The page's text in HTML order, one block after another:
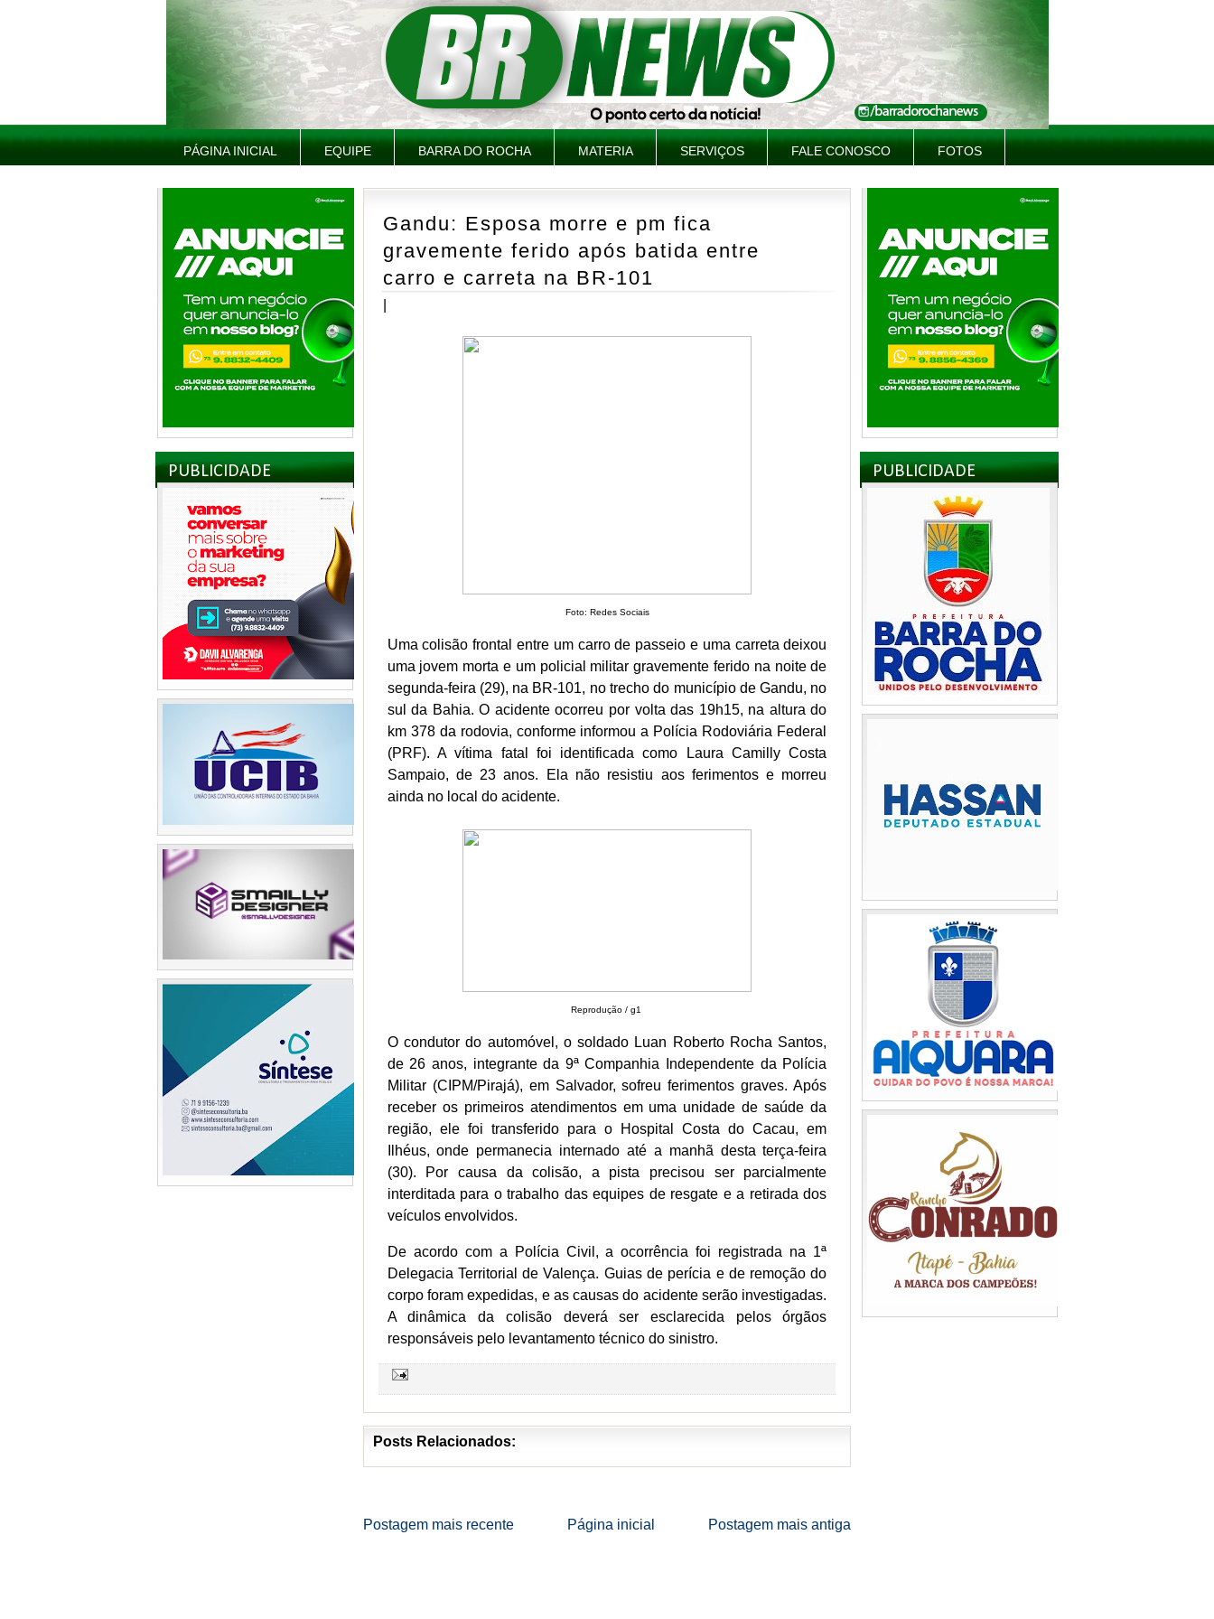
PÁGINA INICIAL EQUIPE BARRA DO ROCHA MATERIA SERVIÇOS FALE CONOSCO FOTOS
PUBLICIDADE
Gandu: Esposa morre e pm fica
gravemente ferido após batida entre
carro e carreta na BR-101
Foto: Redes Sociais
Uma colisão frontal entre um carro de passeio e uma carreta deixou
uma jovem morta e um policial militar gravemente ferido na noite de
segunda-feira (29), na BR-101, no trecho do município de Gandu, no
sul da Bahia. O acidente ocorreu por volta das 19h15, na altura do
km 378 da rodovia, conforme informou a Polícia Rodoviária Federal
(PRF). A vítima fatal foi identificada como Laura Camilly Costa
Sampaio, de 23 anos. Ela não resistiu aos ferimentos e morreu
ainda no local do acidente.
Reprodução / g1
O condutor do automóvel, o soldado Luan Roberto Rocha Santos,
de 26 anos, integrante da 9ª Companhia Independente da Polícia
Militar (CIPM/Pirajá), em Salvador, sofreu ferimentos graves. Após
receber os primeiros atendimentos em uma unidade de saúde da
região, ele foi transferido para o Hospital Costa do Cacau, em
Ilhéus, onde permanecia internado até a manhã desta terça-feira
(30). Por causa da colisão, a pista precisou ser parcialmente
interditada para o trabalho das equipes de resgate e a retirada dos
veículos envolvidos.
De acordo com a Polícia Civil, a ocorrência foi registrada na 1ª
Delegacia Territorial de Valença. Guias de perícia e de remoção do
corpo foram expedidas, e as causas do acidente serão investigadas.
A dinâmica da colisão deverá ser esclarecida pelos órgãos
responsáveis pelo levantamento técnico do sinistro.
Posts Relacionados:
Postagem mais recente Postagem mais antiga
Página inicial
PUBLICIDADE